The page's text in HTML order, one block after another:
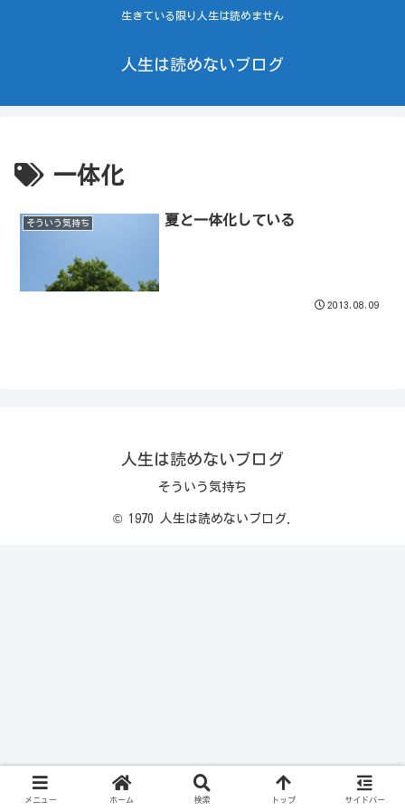
生きている限り人生は読めません
人生は読めないブログ
一体化
そういう気持ち 夏と一体化している
2013.08.09
人生は読めないブログ
そういう気持ち
© 1970 人生は読めないブログ.
メニュー ホーム 検索 トップ サイドバー